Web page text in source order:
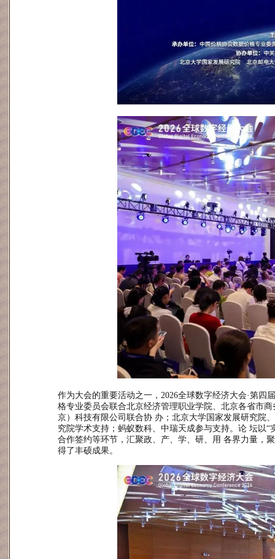
作为大会的重要活动之一，2026全球数字经济大会·第四
格专业委员会联合北京经济管理职业学院、 北京各省市商
京）科技有限公司联合协 办；北京大学国家发展研究院
究院学术支持；蚂蚁数科、中瑞天成参与支持。论 坛以
合作签约等环节，汇聚政、产、学、研、用 各界力量，
得了丰硕成果。